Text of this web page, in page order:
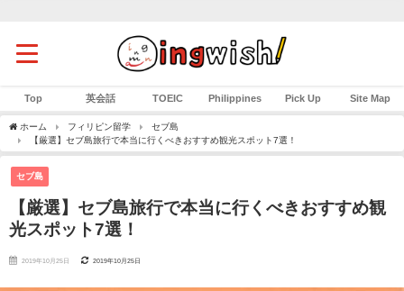
Top 英会話 TOEIC Philippines Pick Up Site Map
ホーム フィリピン留学
セブ島
【厳選】セブ島旅行で本当に行くべきおすすめ観光スポット7選！
セブ島
【厳選】セブ島旅行で本当に行くべきおすすめ観
光スポット7選！
2019年10月25日 2019年10月25日